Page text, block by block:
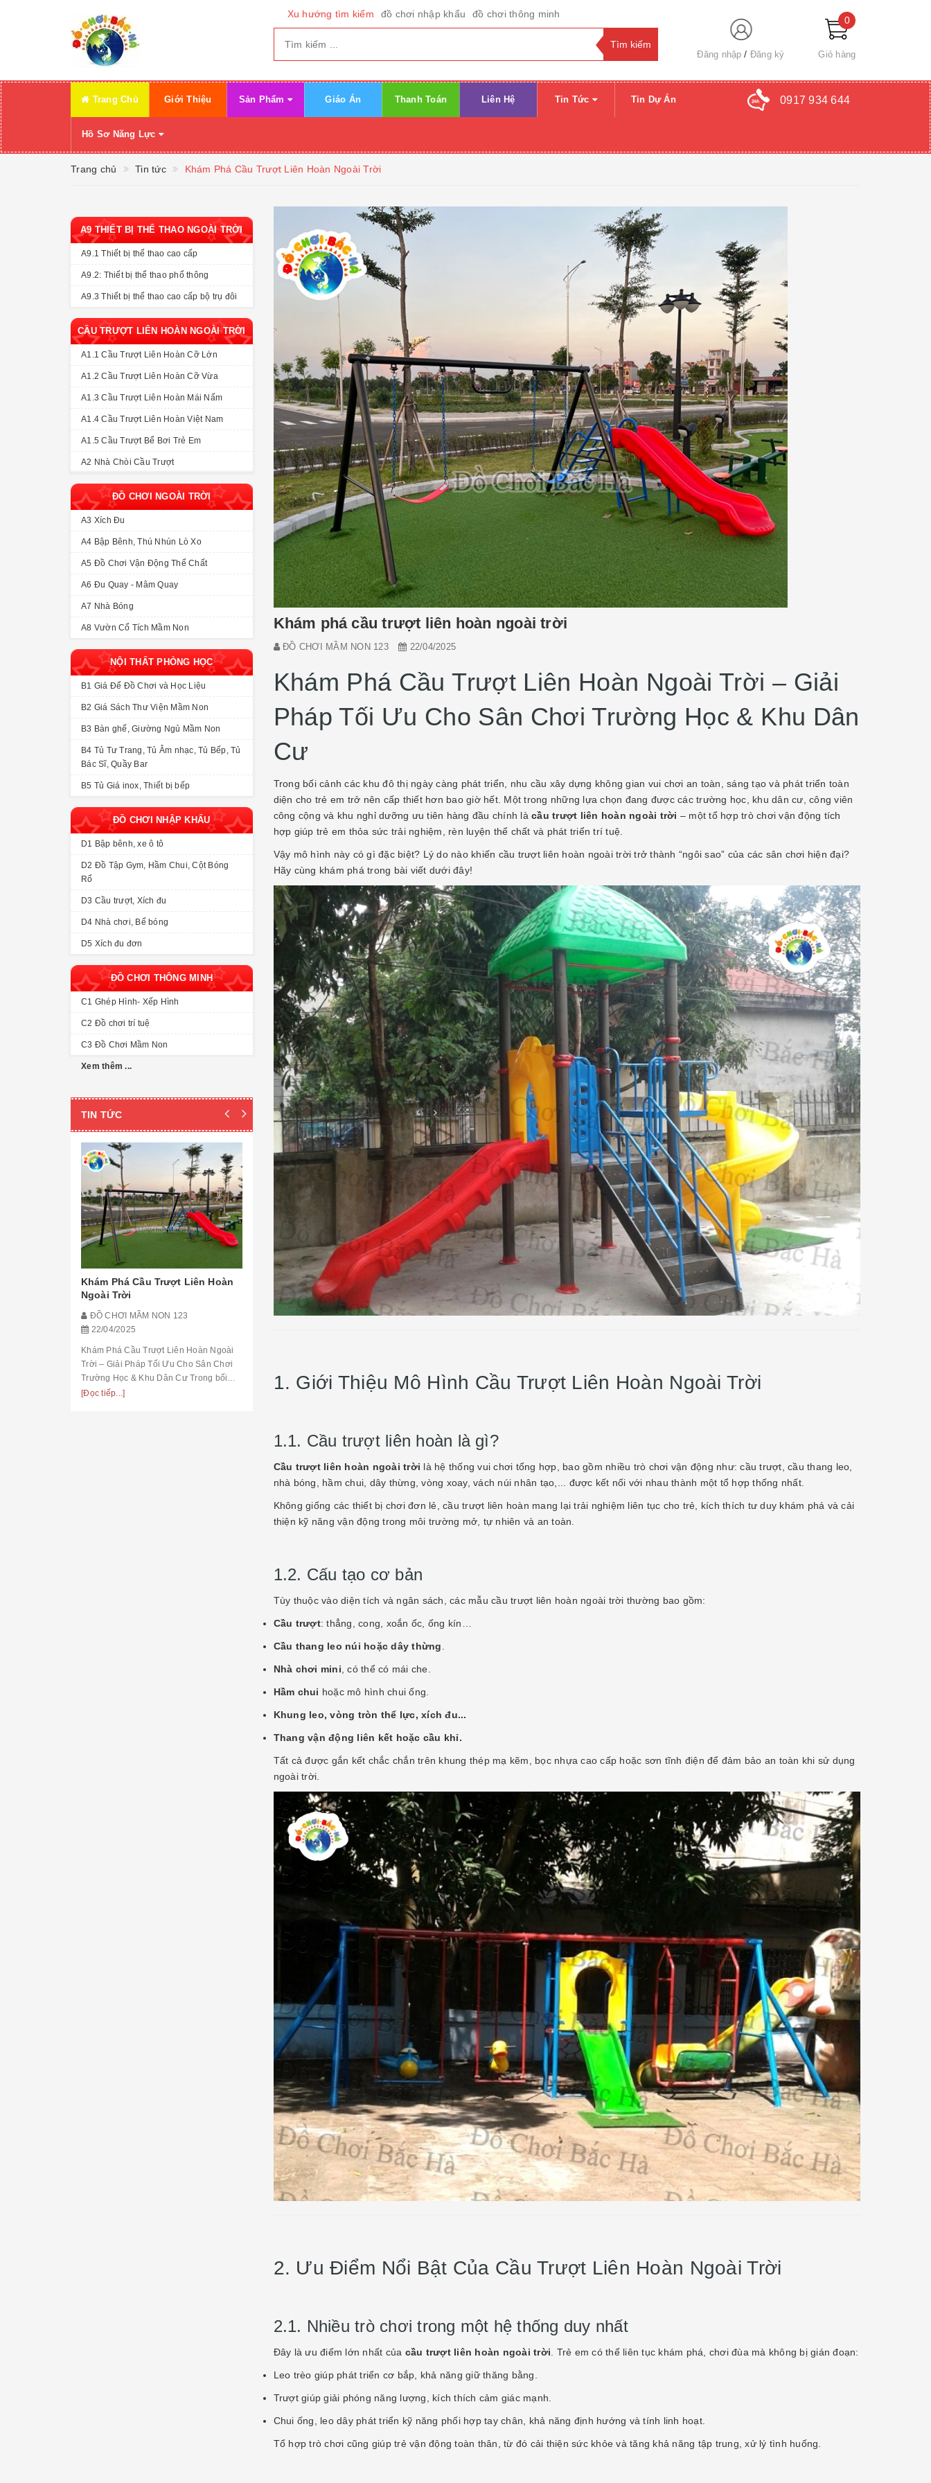
Xu hướng tìm kiếm đồ chơi nhập khẩu đồ chơi thông minh
Đăng nhập Đăng ký
0
Giỏ hàng
Trang Chủ Giới Thiệu Sản Phẩm Giáo Án Thanh Toán Liên Hệ Tin Tức Tin Dự Án
Hồ Sơ Năng Lực
0917 934 644
Trang chủ Tin tức Khám Phá Cầu Trượt Liên Hoàn Ngoài Trời
Khám phá cầu trượt liên hoàn ngoài trời
ĐỒ CHƠI MẦM NON 123 22/04/2025
Khám Phá Cầu Trượt Liên Hoàn Ngoài Trời – Giải
Pháp Tối Ưu Cho Sân Chơi Trường Học & Khu Dân
Cư
Trong bối cảnh các khu đô thị ngày càng phát triển, nhu cầu xây dựng không gian vui chơi an toàn, sáng tạo và phát triển toàn
diện cho trẻ em trở nên cấp thiết hơn bao giờ hết. Một trong những lựa chọn đang được các trường học, khu dân cư, công viên
công cộng và khu nghỉ dưỡng ưu tiên hàng đầu chính là cầu trượt liên hoàn ngoài trời – một tổ hợp trò chơi vận động tích
hợp giúp trẻ em thỏa sức trải nghiệm, rèn luyện thể chất và phát triển trí tuệ.
Vậy mô hình này có gì đặc biệt? Lý do nào khiến cầu trượt liên hoàn ngoài trời trở thành “ngôi sao” của các sân chơi hiện đại?
Hãy cùng khám phá trong bài viết dưới đây!
1. Giới Thiệu Mô Hình Cầu Trượt Liên Hoàn Ngoài Trời
1.1. Cầu trượt liên hoàn là gì?
Cầu trượt liên hoàn ngoài trời là hệ thống vui chơi tổng hợp, bao gồm nhiều trò chơi vận động như: cầu trượt, cầu thang leo,
nhà bóng, hầm chui, dây thừng, vòng xoay, vách núi nhân tạo,... được kết nối với nhau thành một tổ hợp thống nhất.
Không giống các thiết bị chơi đơn lẻ, cầu trượt liên hoàn mang lại trải nghiệm liên tục cho trẻ, kích thích tư duy khám phá và cải
thiện kỹ năng vận động trong môi trường mở, tự nhiên và an toàn.
1.2. Cấu tạo cơ bản
Tùy thuộc vào diện tích và ngân sách, các mẫu cầu trượt liên hoàn ngoài trời thường bao gồm:
Cầu trượt: thẳng, cong, xoắn ốc, ống kín…
Cầu thang leo núi hoặc dây thừng
Nhà chơi mini , có thể có mái che.
Hầm chui hoặc mô hình chui ống.
Khung leo, vòng tròn thể lực, xích đu...
Thang vận động liên kết hoặc cầu khỉ.
Tất cả được gắn kết chắc chắn trên khung thép mạ kẽm, bọc nhựa cao cấp hoặc sơn tĩnh điện để đảm bảo an toàn khi sử dụng
ngoài trời.
2. Ưu Điểm Nổi Bật Của Cầu Trượt Liên Hoàn Ngoài Trời
2.1. Nhiều trò chơi trong một hệ thống duy nhất
Đây là ưu điểm lớn nhất của cầu trượt liên hoàn ngoài trời . Trẻ em có thể liên tục khám phá, chơi đùa mà không bị gián đoạn:
Leo trèo giúp phát triển cơ bắp, khả năng giữ thăng bằng.
Trượt giúp giải phóng năng lượng, kích thích cảm giác mạnh.
Chui ống, leo dây phát triển kỹ năng phối hợp tay chân, khả năng định hướng và tính linh hoạt.
Tổ hợp trò chơi cũng giúp trẻ vận động toàn thân, từ đó cải thiện sức khỏe và tăng khả năng tập trung, xử lý tình huống.
A9 THIẾT BỊ THỂ THAO NGOÀI TRỜI
A9.1 Thiết bị thể thao cao cấp
A9.2: Thiết bị thể thao phổ thông
A9.3 Thiết bị thể thao cao cấp bộ trụ đôi
CẦU TRƯỢT LIÊN HOÀN NGOÀI TRỜI
A1.1 Cầu Trượt Liên Hoàn Cỡ Lớn
A1.2 Cầu Trượt Liên Hoàn Cỡ Vừa
A1.3 Cầu Trượt Liên Hoàn Mái Nấm
A1.4 Cầu Trượt Liên Hoàn Việt Nam
A1.5 Cầu Trượt Bể Bơi Trẻ Em
A2 Nhà Chòi Cầu Trượt
ĐỒ CHƠI NGOÀI TRỜI
A3 Xích Đu
A4 Bập Bênh, Thú Nhún Lò Xo
A5 Đồ Chơi Vận Động Thể Chất
A6 Đu Quay - Mâm Quay
A7 Nhà Bóng
A8 Vườn Cổ Tích Mầm Non
NỘI THẤT PHÒNG HỌC
B1 Giá Để Đồ Chơi và Học Liệu
B2 Giá Sách Thư Viện Mầm Non
B3 Bàn ghế, Giường Ngủ Mầm Non
B4 Tủ Tư Trang, Tủ Âm nhạc, Tủ Bếp, Tủ
Bác Sĩ, Quầy Bar
B5 Tủ Giá inox, Thiết bị bếp
ĐỒ CHƠI NHẬP KHẨU
D1 Bập bênh, xe ô tô
D2 Đồ Tập Gym, Hầm Chui, Cột Bóng
Rổ
D3 Cầu trượt, Xích đu
D4 Nhà chơi, Bể bóng
D5 Xích đu đơn
ĐỒ CHƠI THÔNG MINH
C1 Ghép Hình- Xếp Hình
C2 Đồ chơi trí tuệ
C3 Đồ Chơi Mầm Non
Xem thêm ...
TIN TỨC
Khám Phá Cầu Trượt Liên Hoàn
Ngoài Trời
ĐỒ CHƠI MẦM NON 123
22/04/2025
Khám Phá Cầu Trượt Liên Hoàn Ngoài
Trời – Giải Pháp Tối Ưu Cho Sân Chơi
Trường Học & Khu Dân Cư Trong bối
cảnh các khu đô thị ngày càng phát triển,
[Đọc tiếp...]
Tạo Góc Học Tập Đúng Chuẩn
Với Bàn Cho Bé Mẫu Giáo
ĐỒ CHƠI MẦM NON 123
21/04/2025
có bàn học riêng từ mẫu giáo? 1.1 Bước
đầu hình thành tính tự lập Ở độ tuổi mẫu
[Đọc tiếp...]